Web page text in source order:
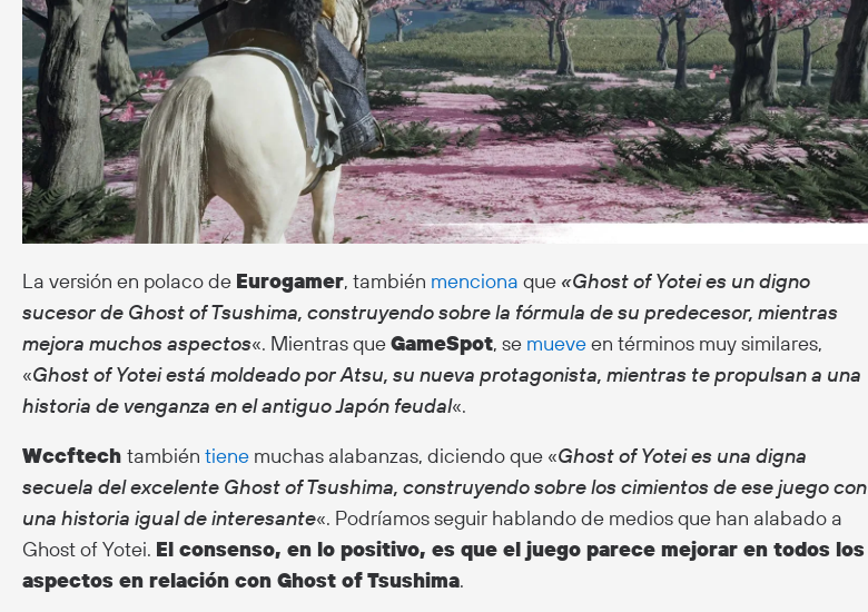
La versión en polaco de Eurogamer, también menciona que «Ghost of Yotei es un digno
sucesor de Ghost of Tsushima, construyendo sobre la fórmula de su predecesor, mientras
mejora muchos aspectos«. Mientras queGameSpot, se mueveen términos muy similares,
«Ghost of Yotei está moldeado por Atsu, su nueva protagonista, mientras te propulsan a una
historia de venganza en el antiguo Japón feudal«.
Wccftech también tiene muchas alabanzas, diciendo que «Ghost of Yotei es una digna
secuela del excelente Ghost of Tsushima, construyendo sobre los cimientos de ese juego con
una historia igual de interesante«. Podríamos seguir hablando de medios que han alabado a
Ghost of Yotei. El consenso, en lo positivo, es que el juego parece mejorar en todos los
aspectos en relación con Ghost of Tsushima.